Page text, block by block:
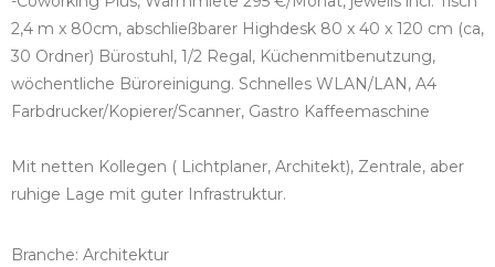
2,4 m x 80cm, abschließbarer Highdesk 80 x 40 x 120 cm (ca,
30 Ordner) Bürostuhl, 1/2 Regal, Küchenmitbenutzung,
wöchentliche Büroreinigung. Schnelles WLAN/LAN, A4
Farbdrucker/Kopierer/Scanner, Gastro Kaffeemaschine
Mit netten Kollegen ( Lichtplaner, Architekt), Zentrale, aber
ruhige Lage mit guter Infrastruktur.
Branche: Architektur